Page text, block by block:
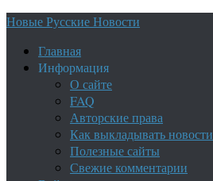
Новые Русские Новости
Главная
Информация
О сайте
FAQ
Авторские права
Как выкладывать новости
Полезные сайты
Свежие комментарии